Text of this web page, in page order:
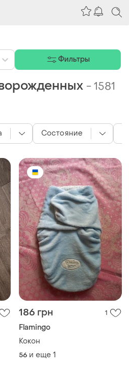
-1581
186 грн 1
Flamingo
Кокон
56 и еще 1
Состояние
Фильтры